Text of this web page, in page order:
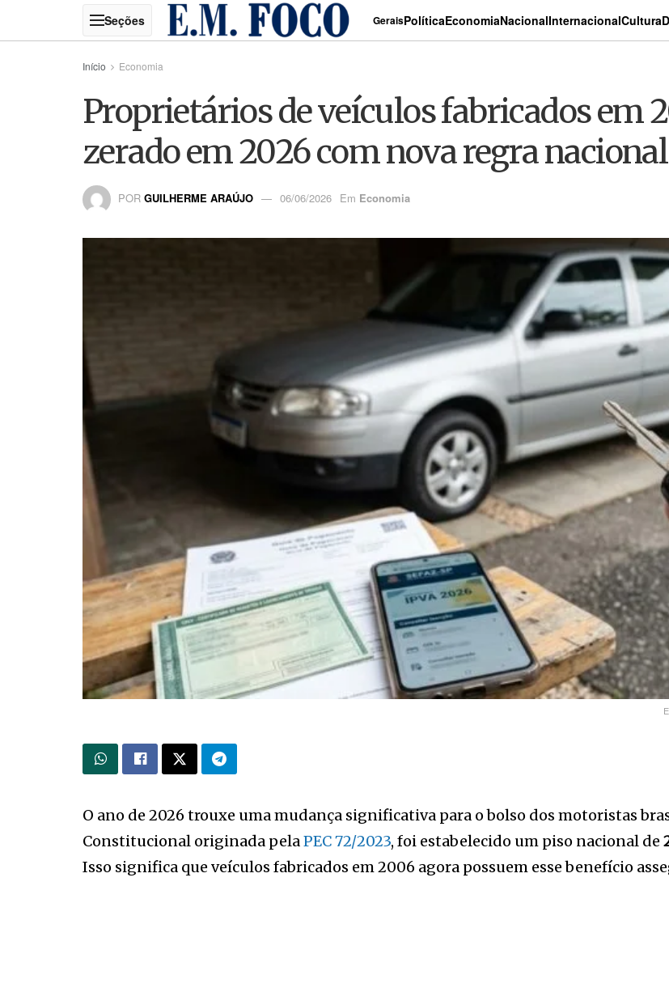
GeraisPolíticaEconomiaNacionalInternacionalCultura
Início Economia
Proprietários de veículos fabricados em
zerado em 2026 com nova regra
POR GUILHERME ARAÚJO 06/06/2026 Em Economia
O ano de 2026 trouxe uma mudança significativa para o bolso dos motoristas
Constitucional originada pelaPEC 72/2023, foi estabelecido um piso nacional de
Isso significa que veículos fabricados em 2006 agora possuem esse benefício